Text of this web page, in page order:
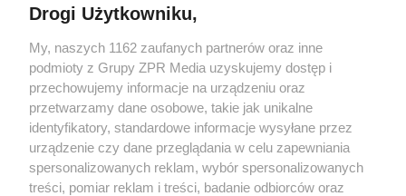
Drogi Użytkowniku,
My, naszych 1162 zaufanych partnerów oraz inne
podmioty z Grupy ZPR Media uzyskujemy dostęp i
przechowujemy informacje na urządzeniu oraz
przetwarzamy dane osobowe, takie jak unikalne
identyfikatory, standardowe informacje wysyłane przez
urządzenie czy dane przeglądania w celu zapewniania
spersonalizowanych reklam, wybór spersonalizowanych
treści, pomiar reklam i treści, badanie odbiorców oraz